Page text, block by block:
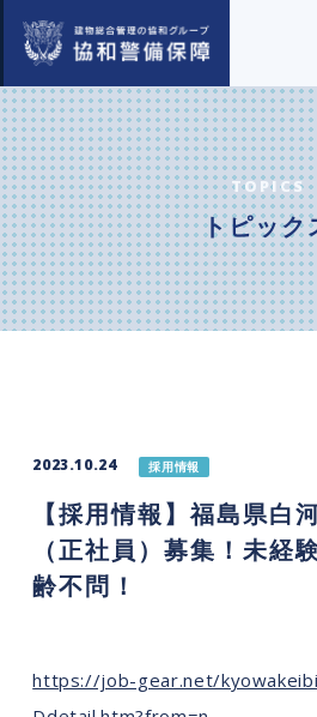
TOPICS
トピック
2023.10.24 採用情報
【採用情報】福島県
（正社員）募集！未経
齢不問！
https://job-gear.net/